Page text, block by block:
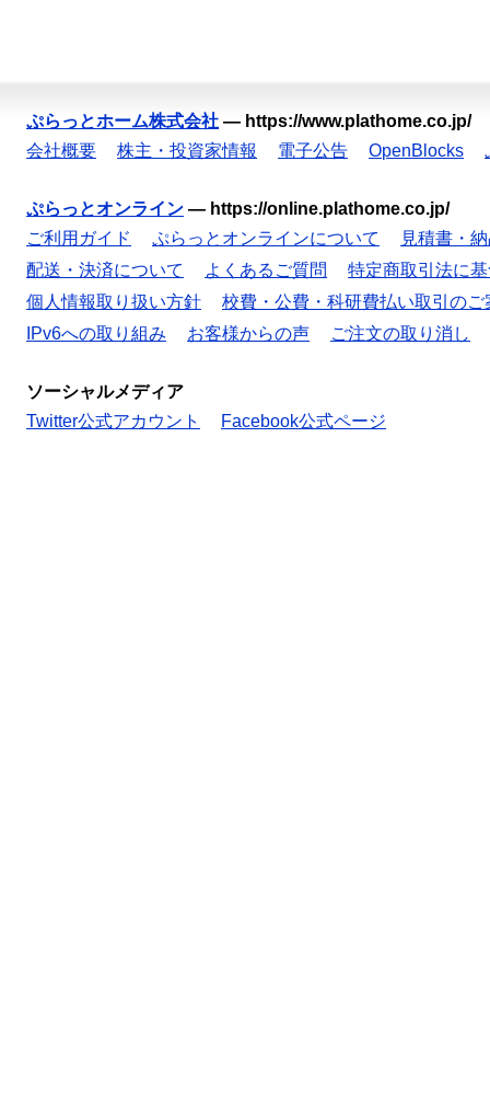
ぷらっとホーム株式会社 — https://www.plathome.co.jp/
会社概要
株主・投資家情報 電子公告 OpenBlocks
ぷらっとオンライン — https://online.plathome.co.jp/
ご利用ガイド
ぷらっとオンラインについて
見積書・
配送・決済について
よくあるご質問
特定商取引法に
個人情報取り扱い方針
校費・公費・科研費払い取引のご
IPv6への取り組み
お客様からの声 ご注文の取り消し
ソーシャルメディア
Twitter公式アカウント
Facebook公式ページ